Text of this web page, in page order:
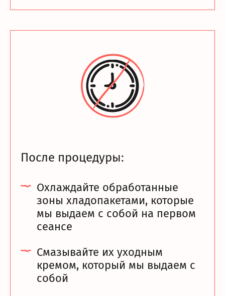
После процедуры:
Охлаждайте обработанные
зоны хладопакетами, которые
мы выдаем с собой на первом
сеансе
Смазывайте их уходным
кремом, который мы выдаем с
собой